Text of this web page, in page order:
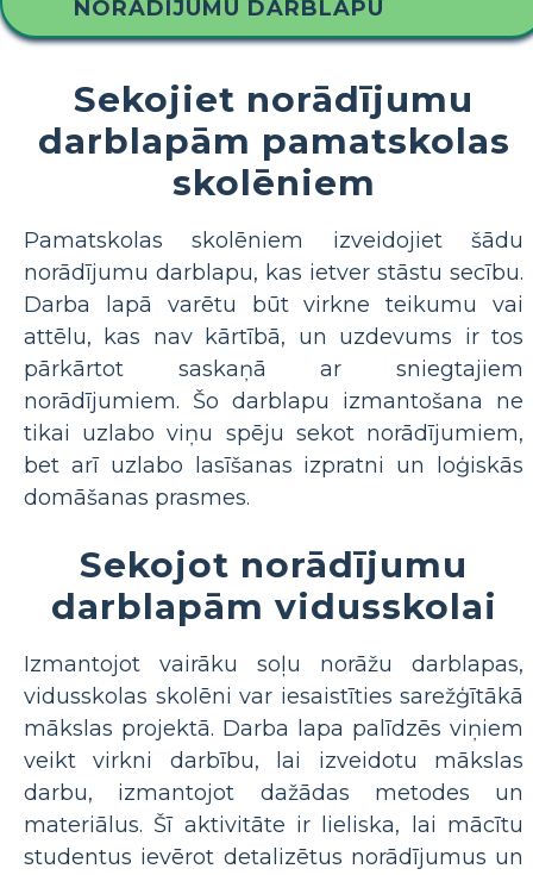
NORĀDĪJUMU DARBLAPU
Sekojiet norādījumu
darblapām pamatskolas
skolēniem
Pamatskolas skolēniem izveidojiet šādu
norādījumu darblapu, kas ietver stāstu secību.
Darba lapā varētu būt virkne teikumu vai
attēlu, kas nav kārtībā, un uzdevums ir tos
pārkārtot saskaņā ar sniegtajiem
norādījumiem. Šo darblapu izmantošana ne
tikai uzlabo viņu spēju sekot norādījumiem,
bet arī uzlabo lasīšanas izpratni un loģiskās
domāšanas prasmes.
Sekojot norādījumu
darblapām vidusskolai
Izmantojot vairāku soļu norāžu darblapas,
vidusskolas skolēni var iesaistīties sarežģītākā
mākslas projektā. Darba lapa palīdzēs viņiem
veikt virkni darbību, lai izveidotu mākslas
darbu, izmantojot dažādas metodes un
materiālus. Šī aktivitāte ir lieliska, lai mācītu
studentus ievērot detalizētus norādījumus un